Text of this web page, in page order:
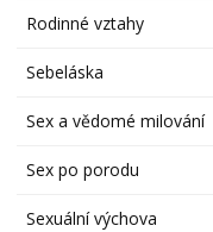
Rodinné vztahy
Sebeláska
Sex a vědomé milování
Sex po porodu
Sexuální výchova